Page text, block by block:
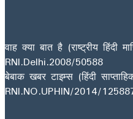
वाह क्या बात है (राष्ट्रीय हिंदी
RNI.Delhi.2008/50588
बेबाक खबर टाइम्स (हिंदी
RNI.NO.UPHIN/2014/